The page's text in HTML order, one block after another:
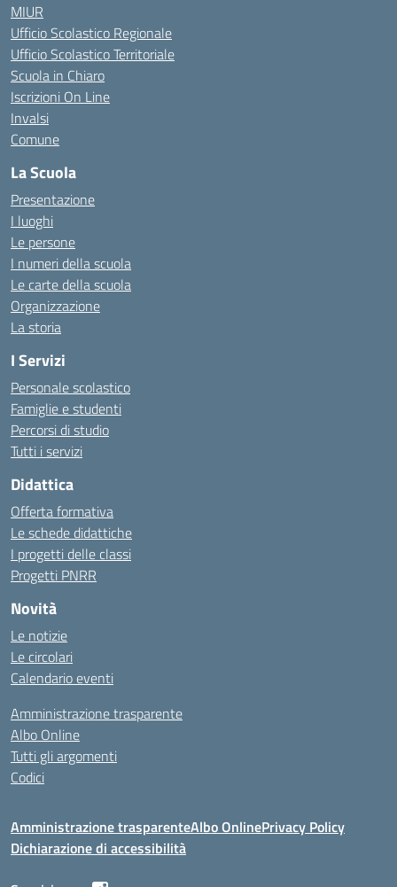
MIUR
Ufficio Scolastico Regionale
Ufficio Scolastico Territoriale
Scuola in Chiaro
Iscrizioni On Line
Invalsi
Comune
La Scuola
Presentazione
I luoghi
Le persone
I numeri della scuola
Le carte della scuola
Organizzazione
La storia
I Servizi
Personale scolastico
Famiglie e studenti
Percorsi di studio
Tutti i servizi
Didattica
Offerta formativa
Le schede didattiche
I progetti delle classi
Progetti PNRR
Novità
Le notizie
Le circolari
Calendario eventi
Amministrazione trasparente
Albo Online
Tutti gli argomenti
Codici
Amministrazione trasparenteAlbo OnlinePrivacy Policy
Dichiarazione di accessibilità